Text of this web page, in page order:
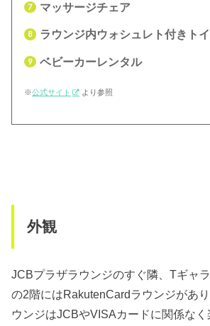
マッサージチェア
ラウンジ内ウォシュレト付きト
ベビーカーレンタル
※公式サイト より参照
外観
JCBプラザラウンジのすぐ隣、Tギャ
の2階にはRakutenCardラウンジがあ
ウンジはJCBやVISAカードに関係な